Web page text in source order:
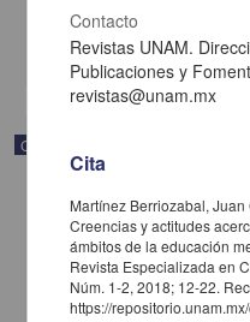
Multidisciplina
Correspondencia postal
Contacto
Revistas UNAM.
Publicaciones y
revistas@unam.mx
Cita
Martínez Berriozabal,
Creencias y actitudes
ámbitos de la educación
Revista Especializada en
Núm. 1-2, 2018; 12-22.
https://